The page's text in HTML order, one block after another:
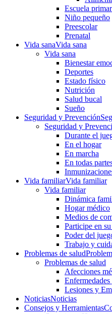
Escuela
Niño pequeño
Preescolar
Prenatal
Vida sanaVida sana
Vida sana
Bienestar
Deportes
Estado físico
Nutrición
Salud bucal
Sueño
Seguridad y Prevención
Seguridad y
Durante el
En el hogar
En marcha
En todas
Vida familiarVida familiar
Vida familiar
Dinámica
Hogar médico
Medios de
Participe en
Poder del
Trabajo y
Problemas de salud
Problemas de salud
Afecciones
Lesiones y
NoticiasNoticias
Consejos y Herramientas